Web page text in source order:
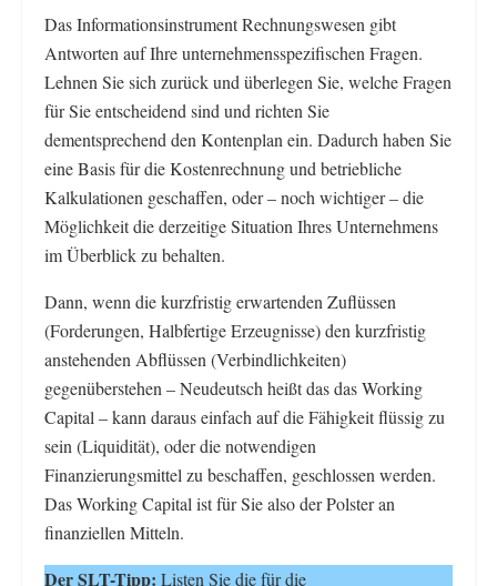
Das Informationsinstrument Rechnungswesen gibt
Antworten auf Ihre unternehmensspezifischen Fragen.
Lehnen Sie sich zurück und überlegen Sie, welche Fragen
für Sie entscheidend sind und richten Sie
dementsprechend den Kontenplan ein. Dadurch haben Sie
eine Basis für die Kostenrechnung und betriebliche
Kalkulationen geschaffen, oder – noch wichtiger – die
Möglichkeit die derzeitige Situation Ihres Unternehmens
im Überblick zu behalten.
Dann, wenn die kurzfristig erwartenden Zuflüssen
(Forderungen, Halbfertige Erzeugnisse) den kurzfristig
anstehenden Abflüssen (Verbindlichkeiten)
gegenüberstehen – Neudeutsch heißt das das Working
Capital – kann daraus einfach auf die Fähigkeit flüssig zu
sein (Liquidität), oder die notwendigen
Finanzierungsmittel zu beschaffen, geschlossen werden.
Das Working Capital ist für Sie also der Polster an
finanziellen Mitteln.
Der SLT-Tipp: Listen Sie die für die